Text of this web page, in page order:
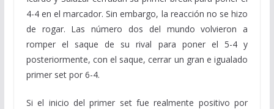
4-4 en el marcador. Sin embargo, la reacción no se hizo
de rogar. Las número dos del mundo volvieron a
romper el saque de su rival para poner el 5-4 y
posteriormente, con el saque, cerrar un gran e igualado
primer set por 6-4.
Si el inicio del primer set fue realmente positivo por